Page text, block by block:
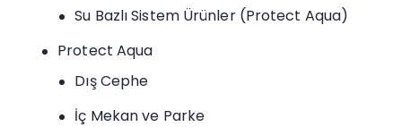
Su Bazlı Sistem Ürünler (Protect Aqua)
Protect Aqua
Dış Cephe
İç Mekan ve Parke